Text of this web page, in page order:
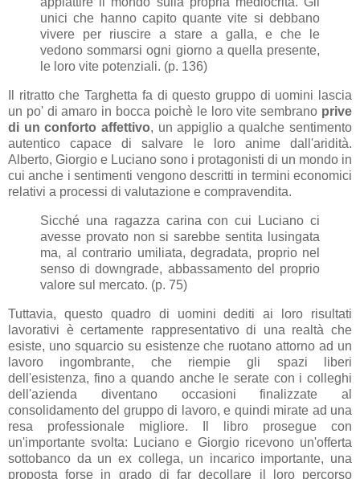
unici che hanno capito quante vite si debbano
vivere per riuscire a stare a galla, e che le
vedono sommarsi ogni giorno a quella presente,
le loro vite potenziali. (p. 136)
Il ritratto che Targhetta fa di questo gruppo di uomini lascia
un po' di amaro in bocca poichè le loro vite sembrano prive
di un conforto affettivo, un appiglio a qualche sentimento
autentico capace di salvare le loro anime dall'aridità.
Alberto, Giorgio e Luciano sono i protagonisti di un mondo in
cui anche i sentimenti vengono descritti in termini economici
relativi a processi di valutazione e compravendita.
Sicché una ragazza carina con cui Luciano ci
avesse provato non si sarebbe sentita lusingata
ma, al contrario umiliata, degradata, proprio nel
senso di downgrade, abbassamento del proprio
valore sul mercato. (p. 75)
Tuttavia, questo quadro di uomini dediti ai loro risultati
lavorativi è certamente rappresentativo di una realtà che
esiste, uno squarcio su esistenze che ruotano attorno ad un
lavoro ingombrante, che riempie gli spazi liberi
dell'esistenza, fino a quando anche le serate con i colleghi
dell'azienda diventano occasioni finalizzate al
consolidamento del gruppo di lavoro, e quindi mirate ad una
resa professionale migliore. Il libro prosegue con
un'importante svolta: Luciano e Giorgio ricevono un'offerta
sottobanco da un ex collega, un incarico importante, una
proposta forse in grado di far decollare il loro percorso